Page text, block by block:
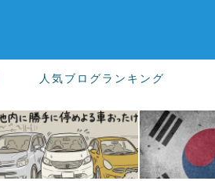
人気ブログランキング